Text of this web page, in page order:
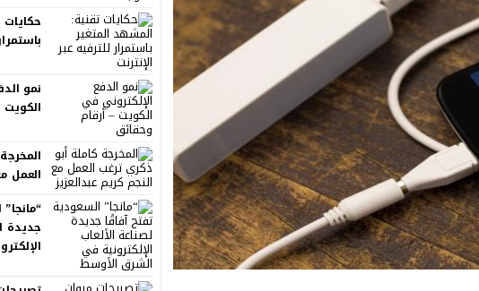
نمو
العمل
جديدة